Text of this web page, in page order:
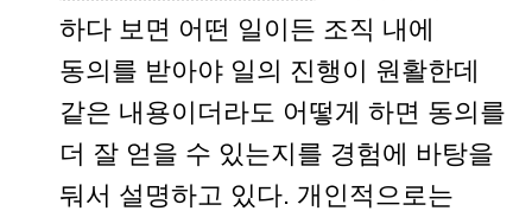
하다 보면 어떤 일이든 조직 내에
동의를 받아야 일의 진행이 원활한데
같은 내용이더라도 어떻게 하면 동의를
더 잘 얻을 수 있는지를 경험에 바탕을
둬서 설명하고 있다. 개인적으로는